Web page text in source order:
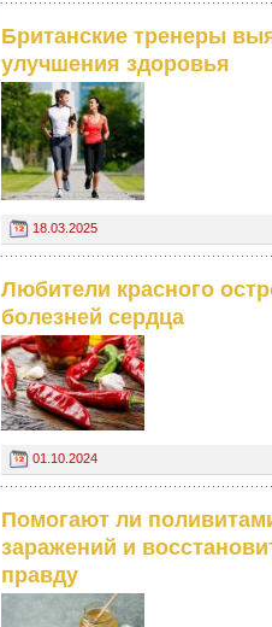
Британские тренеры
улучшения здоровья
18.03.2025
Любители красного
болезней сердца
01.10.2024
Помогают ли
заражений и
правду